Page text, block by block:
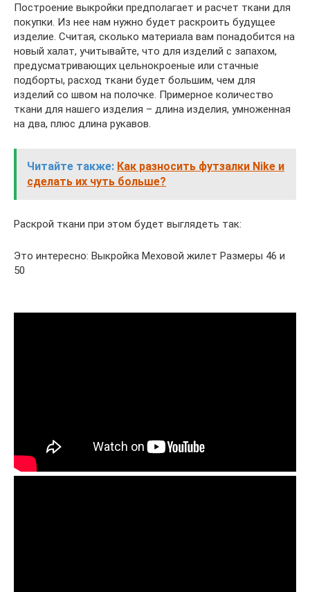
Построение выкройки предполагает и расчет ткани для
покупки. Из нее нам нужно будет раскроить будущее
изделие. Считая, сколько материала вам понадобится на
новый халат, учитывайте, что для изделий с запахом,
предусматривающих цельнокроеные или стачные
подборты, расход ткани будет большим, чем для
изделий со швом на полочке. Примерное количество
ткани для нашего изделия – длина изделия, умноженная
на два, плюс длина рукавов.
Читайте также: Как разносить футзалки Nike и
сделать их чуть больше?
Раскрой ткани при этом будет выглядеть так:
Это интересно: Выкройка Меховой жилет Размеры 46 и
50